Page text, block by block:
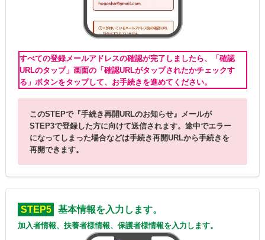
すべての登録メールアドレスの確認が完了しましたら、「確認
URLのタップ」画面の「確認URLがタップされたかチェックす
る」ボタンをタップして、お手続きを進めてください。
このSTEPで『手続き再開URLのお知らせ』メールが
STEP3で登録した方に向けて送信されます。途中でエラー
になってしまった場合などは手続き再開URLから手続きを
再開できます。
STEP5 基本情報を入力します。
加入者情報、扶養者様情報、保護者様情報を入力します。